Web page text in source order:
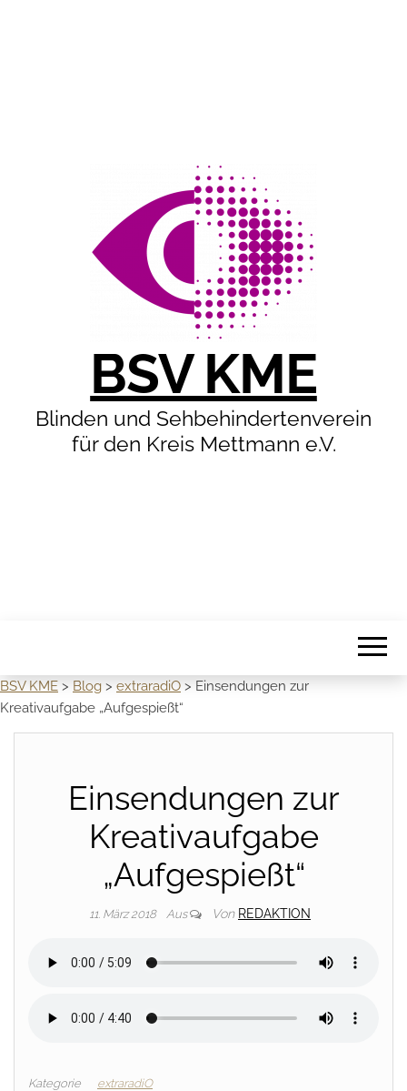
BSV KME
Blinden und Sehbehindertenverein
für den Kreis Mettmann e.V.
BSV KME > Blog > extraradiO > Einsendungen zur
Kreativaufgabe „Aufgespießt“
Einsendungen zur
Kreativaufgabe
„Aufgespießt“
11. März 2018 Aus Von REDAKTION
Kategorie extraradiO